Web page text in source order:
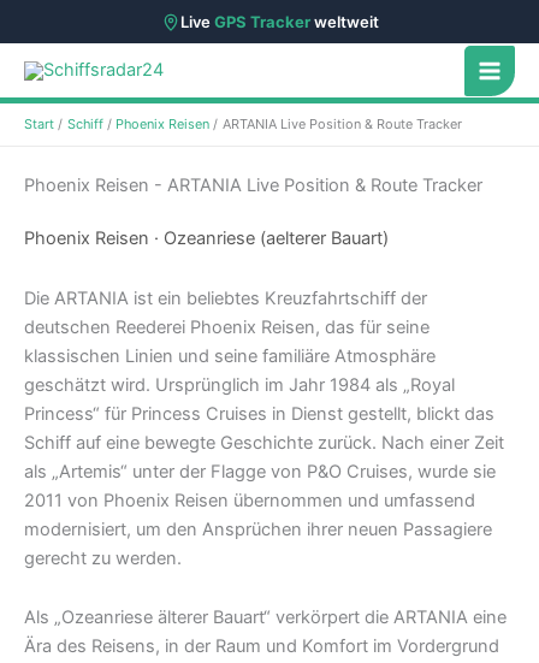
LiveGPS Trackerweltweit
Zum
Inhalt
springen
Start Schiff Phoenix Reisen ARTANIA Live Position & Route Tracker
Phoenix Reisen - ARTANIA Live Position & Route Tracker
Phoenix Reisen · Ozeanriese (aelterer Bauart)
Die ARTANIA ist ein beliebtes Kreuzfahrtschiff der
deutschen Reederei Phoenix Reisen, das für seine
klassischen Linien und seine familiäre Atmosphäre
geschätzt wird. Ursprünglich im Jahr 1984 als „Royal
Princess“ für Princess Cruises in Dienst gestellt, blickt das
Schiff auf eine bewegte Geschichte zurück. Nach einer Zeit
als „Artemis“ unter der Flagge von P&O Cruises, wurde sie
2011 von Phoenix Reisen übernommen und umfassend
modernisiert, um den Ansprüchen ihrer neuen Passagiere
gerecht zu werden.
Als „Ozeanriese älterer Bauart“ verkörpert die ARTANIA eine
Ära des Reisens, in der Raum und Komfort im Vordergrund